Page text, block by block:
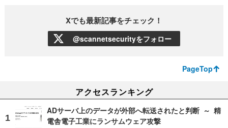
Xでも最新記事をチェック！
@scannetsecurityをフォロー
PageTop
アクセスランキング
ADサーバ上のデータが外部へ転送されたと判断 ～ 精
電舎電子工業にランサムウェア攻撃